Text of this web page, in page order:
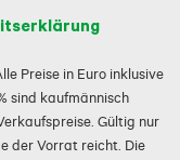
wertvolle
Poolreiniger
– für ein
gesamten
Preise in Euro inklusive
sind kaufmännisch
Gültig nur
der Vorrat reicht. Die